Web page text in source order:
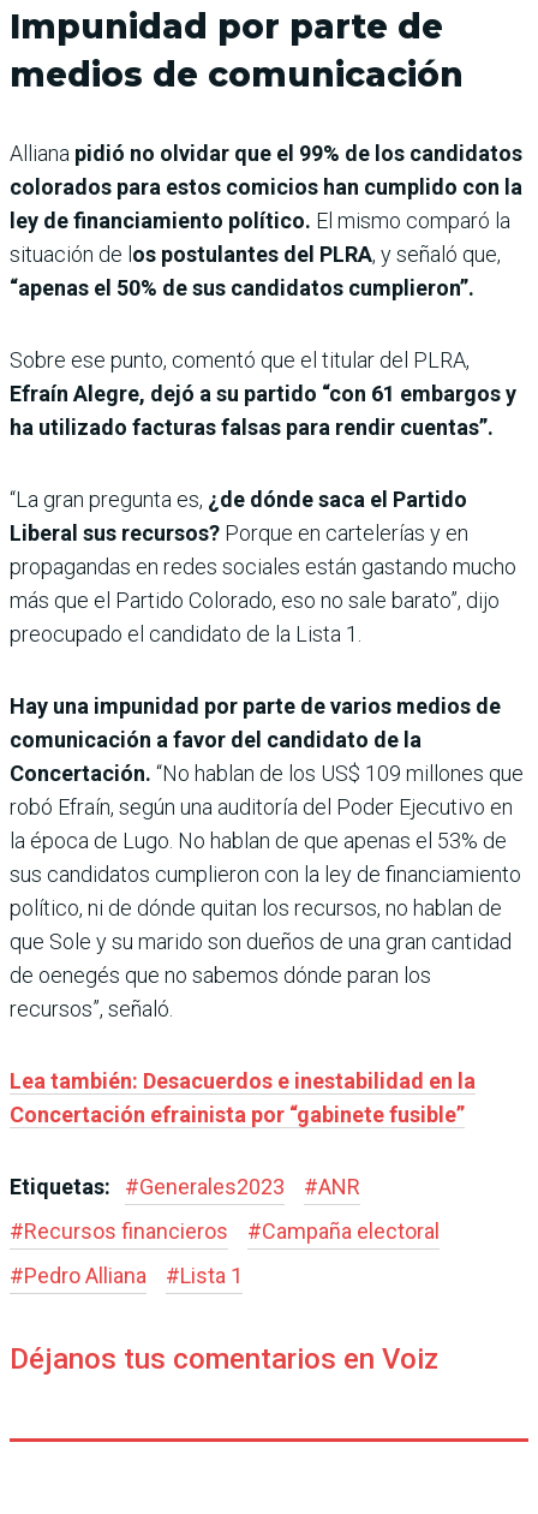
Impunidad por parte de
medios de comunicación
Alliana pidió no olvidar que el 99% de los candidatos
colorados para estos comicios han cumplido con la
ley de financiamiento político. El mismo comparó la
situación de l os postulantes del PLRA, y señaló que,
“apenas el 50% de sus candidatos cumplieron”.
Sobre ese punto, comentó que el titular del PLRA,
Efraín Alegre, dejó a su partido “con 61 embargos y
ha utilizado facturas falsas para rendir cuentas”.
“La gran pregunta es, ¿de dónde saca el Partido
Liberal sus recursos? Porque en cartelerías y en
propagandas en redes sociales están gastando mucho
más que el Partido Colorado, eso no sale barato”, dijo
preocupado el candidato de la Lista 1.
Hay una impunidad por parte de varios medios de
comunicación a favor del candidato de la
Concertación. “No hablan de los US$ 109 millones que
robó Efraín, según una auditoría del Poder Ejecutivo en
la época de Lugo. No hablan de que apenas el 53% de
sus candidatos cumplieron con la ley de financiamiento
político, ni de dónde quitan los recursos, no hablan de
que Sole y su marido son dueños de una gran cantidad
de oenegés que no sabemos dónde paran los
recursos”, señaló.
Lea también: Desacuerdos e inestabilidad en la
Concertación efrainista por “gabinete fusible”
Etiquetas: #Generales2023 #ANR
#Recursos financieros #Campaña electoral
#Pedro Alliana #Lista 1
Déjanos tus comentarios en Voiz